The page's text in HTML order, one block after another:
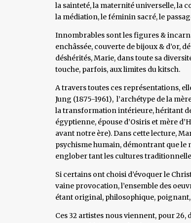
la sainteté, la maternité universelle, la
la médiation, le féminin sacré, le
Innombrables sont les figures &
enchâssée, couverte de bijoux & d’or,
déshérités, Marie, dans toute sa
touche, parfois, aux limites du kitsch.
A travers toutes ces représentations,
Jung (1875-1961), l’archétype de la
la transformation intérieure, héritant
égyptienne, épouse d’Osiris et mère
avant notre ère). Dans cette lecture,
psychisme humain, démontrant que le
englober tant les cultures
Si certains ont choisi d’évoquer le
vaine provocation, l’ensemble des
étant original, philosophique,
Ces 32 artistes nous viennent, pour